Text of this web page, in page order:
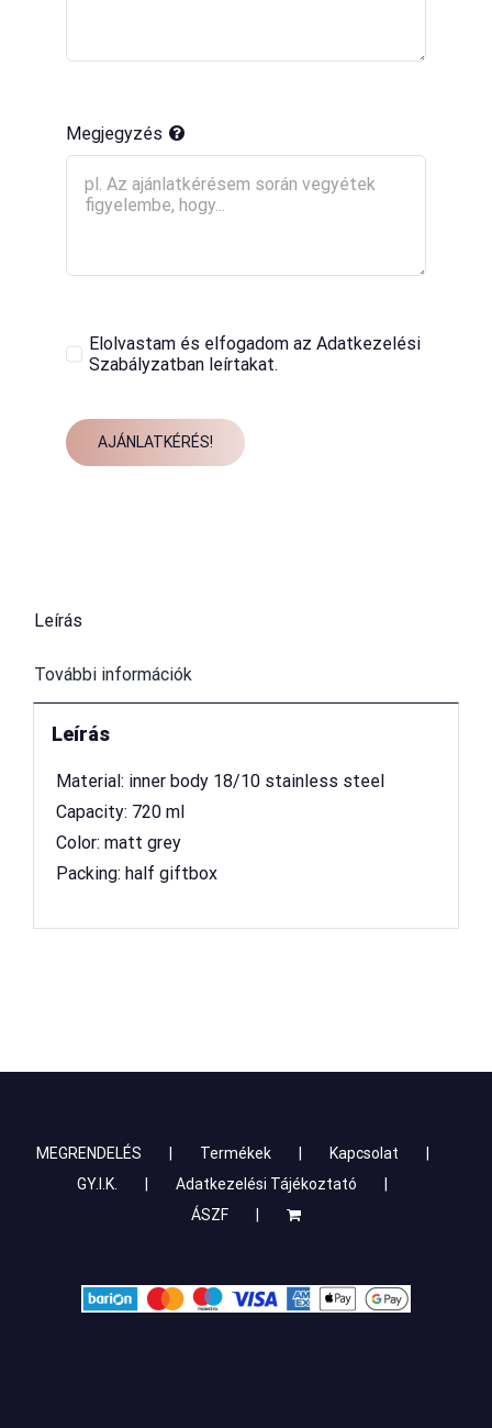
Megjegyzés
Elolvastam és elfogadom az Adatkezelési
Szabályzatban leírtakat.
AJÁNLATKÉRÉS!
Leírás
További információk
Leírás
 Material: inner body 18/10 stainless steel
 Capacity: 720 ml
 Color: matt grey
 Packing: half giftbox
MEGRENDELÉS Termékek
Kapcsolat
GY.I.K.
Adatkezelési Tájékoztató
ÁSZF